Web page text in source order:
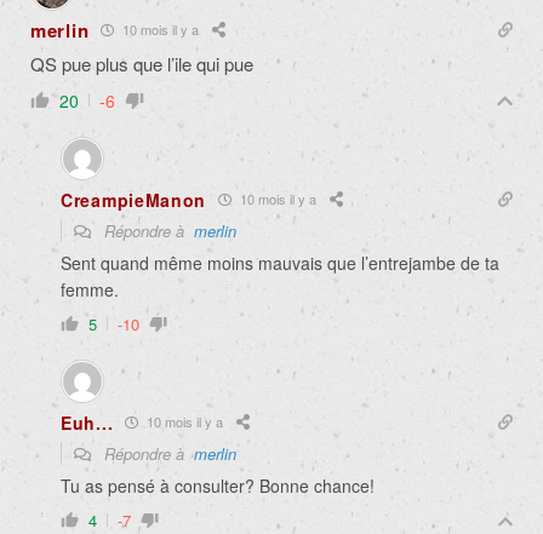
merlin 10 mois il y a
QS pue plus que l’ile qui pue
20 -6
CreampieManon 10 mois il y a
Répondre à merlin
Sent quand même moins mauvais que l’entrejambe de ta
femme.
5 -10
Euh... 10 mois il y a
Répondre àmerlin
Tu as pensé à consulter? Bonne chance!
4 -7